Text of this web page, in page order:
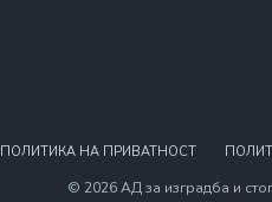
ПОЛИТИКА НА ПРИВАТНОСТ
© 2026 АД за изградба и